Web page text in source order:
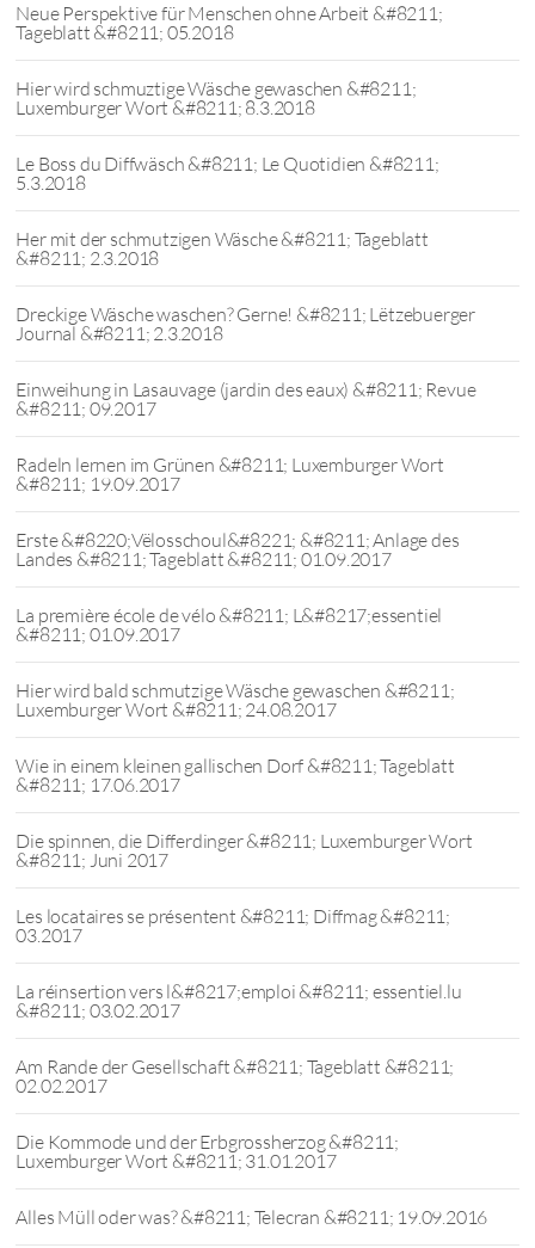
Neue Perspektive für Menschen ohne Arbeit &#8211;
Tageblatt &#8211; 05.2018
Hier wird schmuztige Wäsche gewaschen &#8211;
Luxemburger Wort &#8211; 8.3.2018
Le Boss du Diffwäsch &#8211; Le Quotidien &#8211;
5.3.2018
Her mit der schmutzigen Wäsche &#8211; Tageblatt
&#8211; 2.3.2018
Dreckige Wäsche waschen? Gerne! &#8211; Lëtzebuerger
Journal &#8211; 2.3.2018
Einweihung in Lasauvage (jardin des eaux) &#8211; Revue
&#8211; 09.2017
Radeln lernen im Grünen &#8211; Luxemburger Wort
&#8211; 19.09.2017
Erste &#8220;Vëlosschoul&#8221; &#8211; Anlage des
Landes &#8211; Tageblatt &#8211; 01.09.2017
La première école de vélo &#8211; L&#8217;essentiel
&#8211; 01.09.2017
Hier wird bald schmutzige Wäsche gewaschen &#8211;
Luxemburger Wort &#8211; 24.08.2017
Wie in einem kleinen gallischen Dorf &#8211; Tageblatt
&#8211; 17.06.2017
Die spinnen, die Differdinger &#8211; Luxemburger Wort
&#8211; Juni 2017
Les locataires se présentent &#8211; Diffmag &#8211;
03.2017
La réinsertion vers l&#8217;emploi &#8211; essentiel.lu
&#8211; 03.02.2017
Am Rande der Gesellschaft &#8211; Tageblatt &#8211;
02.02.2017
Die Kommode und der Erbgrossherzog &#8211;
Luxemburger Wort &#8211; 31.01.2017
Alles Müll oder was? &#8211; Telecran &#8211; 19.09.2016